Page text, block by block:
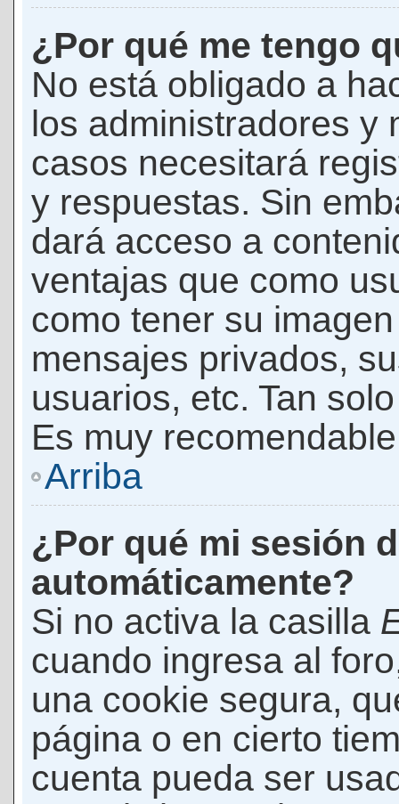
¿Por qué me tengo
No está obligado a
los administradores y
casos necesitará
y respuestas. Sin
dará acceso a
ventajas que como
como tener su
mensajes privados,
usuarios, etc. Tan
Es muy
Arriba
¿Por qué mi sesión
automáticamente?
Si no activa la casilla
cuando ingresa al
una cookie segura,
página o en cierto
cuenta pueda ser